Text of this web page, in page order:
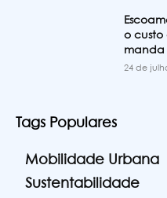
o custo
manda
24 de
Tags Populares
Mobilidade Urbana
Sustentabilidade